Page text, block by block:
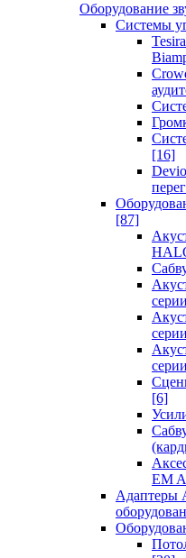
Оборудование
Системы
[16]
[87]
[6]
EM
Адаптеры